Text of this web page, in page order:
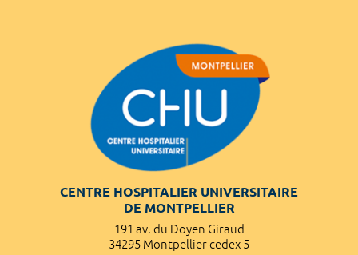
CENTRE HOSPITALIER UNIVERSITAIRE
DE MONTPELLIER
191 av. du Doyen Giraud
34295 Montpellier cedex 5